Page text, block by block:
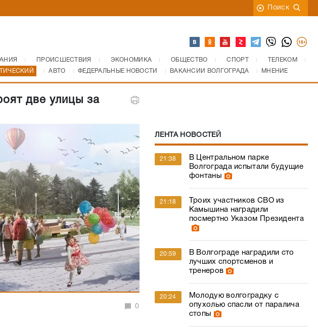
Поиск
ПРОИСШЕСТВИЯ ЭКОНОМИКА ОБЩЕСТВО СПОРТ
ТЕЛЕКОМ
АВТО ФЕДЕРАЛЬНЫЕ НОВОСТИ ВАКАНСИИ ВОЛГОГРАДА МНЕНИЕ
две улицы за
0
ЛЕНТА НОВОСТЕЙ
21:38
В Центральном парке
Волгограда испытали будущие
фонтаны
21:18
Троих участников СВО из
Камышина наградили
посмертно Указом Президента
20:59
В Волгограде наградили сто
лучших спортсменов и
тренеров
20:24
Молодую волгоградку с
опухолью спасли от паралича
стопы